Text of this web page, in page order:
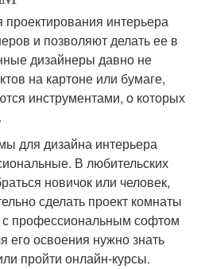
интерьера
и позволяют делать ее в
дизайнеры давно не
на картоне или бумаге,
инструментами, о которых
для дизайна интерьера
В любительских
новичок или человек,
сделать проект комнаты
профессиональным софтом
его освоения нужно знать
пройти онлайн-курсы.